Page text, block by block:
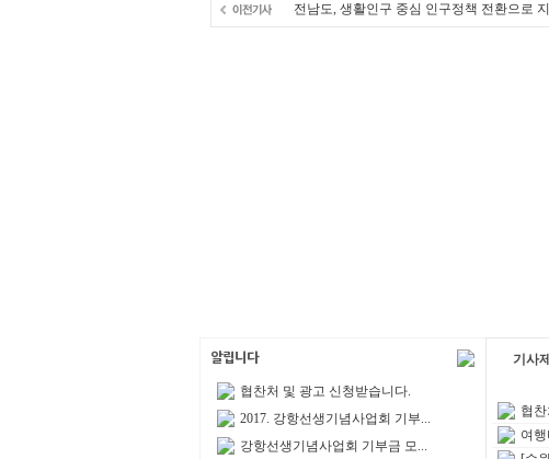
전남도, 생활인구 중심 인구정책 전환으로
협찬처 및 광고 신청받습니다.
2017. 강항선생기념사업회 기부...
강항선생기념사업회 기부금 모...
기사
협
여